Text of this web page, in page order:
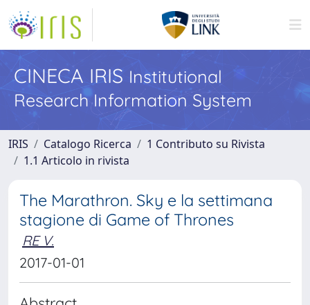
CINECA IRIS Institutional
Research Information System
IRIS Catalogo Ricerca
1 Contributo su Rivista
1.1 Articolo in rivista
The Marathron. Sky e la settimana
stagione di Game of Thrones
RE V.
2017-01-01